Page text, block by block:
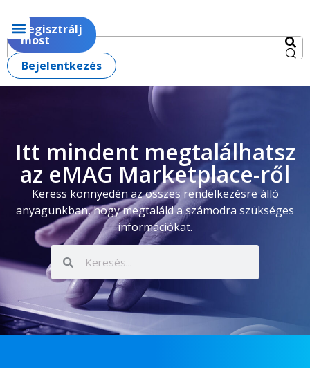
Regisztrálj
most
Bejelentkezés
Itt mindent megtalálhatsz
az eMAG Marketplace-ről
Keress könnyedén az összes rendelkezésre álló
anyagunkban, hogy megtaláld a számodra szükséges
információkat.